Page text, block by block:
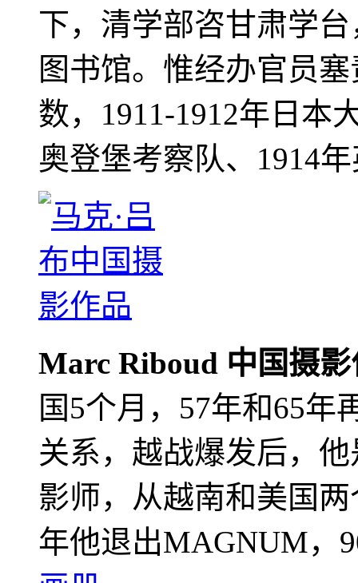
下，清学部咨甘肃学
图书馆。惟经办官员
数，1911-1912年日本
奥登堡考察队、1914
Marc Riboud 中国摄
国5个月，57年和65年
关系，越战爆发后，
影师，从越南和美国
年他退出MAGNUM，